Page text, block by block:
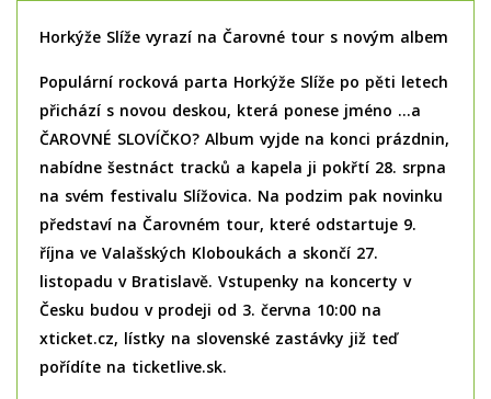
Horkýže Slíže vyrazí na Čarovné tour s novým albem
Populární rocková parta Horkýže Slíže po pěti letech
přichází s novou deskou, která ponese jméno …a
ČAROVNÉ SLOVÍČKO? Album vyjde na konci prázdnin,
nabídne šestnáct tracků a kapela ji pokřtí 28. srpna
na svém festivalu Slížovica. Na podzim pak novinku
představí na Čarovném tour, které odstartuje 9.
října ve Valašských Kloboukách a skončí 27.
listopadu v Bratislavě. Vstupenky na koncerty v
Česku budou v prodeji od 3. června 10:00 na
xticket.cz, lístky na slovenské zastávky již teď
pořídíte na ticketlive.sk.